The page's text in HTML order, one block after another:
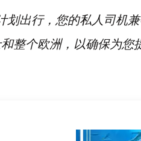
出行，您的私人司机兼
整个欧洲，以确保为您